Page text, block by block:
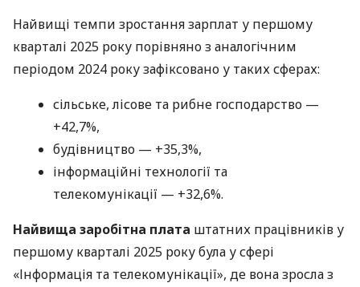
Найвищі темпи зростання зарплат у першому
кварталі 2025 року порівняно з аналогічним
періодом 2024 року зафіксовано у таких сферах:
сільське, лісове та рибне господарство —
+42,7%,
будівництво — +35,3%,
інформаційні технології та
телекомунікації — +32,6%.
Найвища заробітна плата штатних працівників у
першому кварталі 2025 року була у сфері
«Інформація та телекомунікації», де вона зросла з